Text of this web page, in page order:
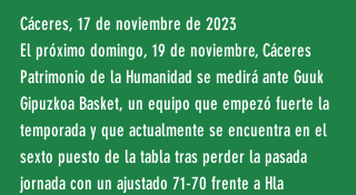
Cáceres, 17 de noviembre de 2023
El próximo domingo, 19 de noviembre, Cáceres
Patrimonio de la Humanidad se medirá ante Guuk
Gipuzkoa Basket, un equipo que empezó fuerte la
temporada y que actualmente se encuentra en el
sexto puesto de la tabla tras perder la pasada
jornada con un ajustado 71-70 frente a Hla